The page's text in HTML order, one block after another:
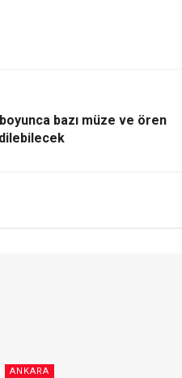
bazı müze ve ören
ANKARA